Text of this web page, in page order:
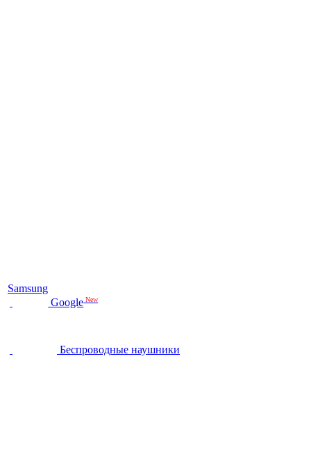
Samsung
Google New
Беспроводные наушники